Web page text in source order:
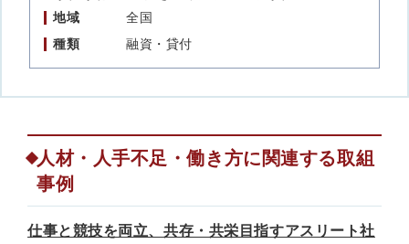
地域
全国
種類
融資・貸付
人材・人手不足・働き方に関連する取組
事例
仕事と競技を両立、共存・共栄目指すアスリート社